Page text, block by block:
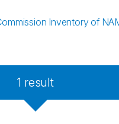
Inventory of
1 result